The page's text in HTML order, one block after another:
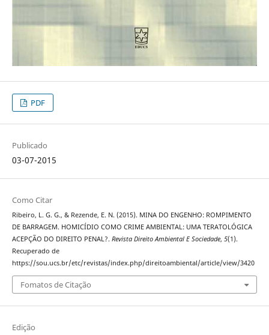
PDF
Publicado
03-07-2015
Como Citar
Ribeiro, L. G. G., & Rezende, E. N. (2015). MINA DO ENGENHO: ROMPIMENTO
DE BARRAGEM. HOMICÍDIO COMO CRIME AMBIENTAL: UMA TERATOLÓGICA
ACEPÇÃO DO DIREITO PENAL?. Revista Direito Ambiental E Sociedade, 5(1).
Recuperado de
https://sou.ucs.br/etc/revistas/index.php/direitoambiental/article/view/3420
Fomatos de Citação
Edição